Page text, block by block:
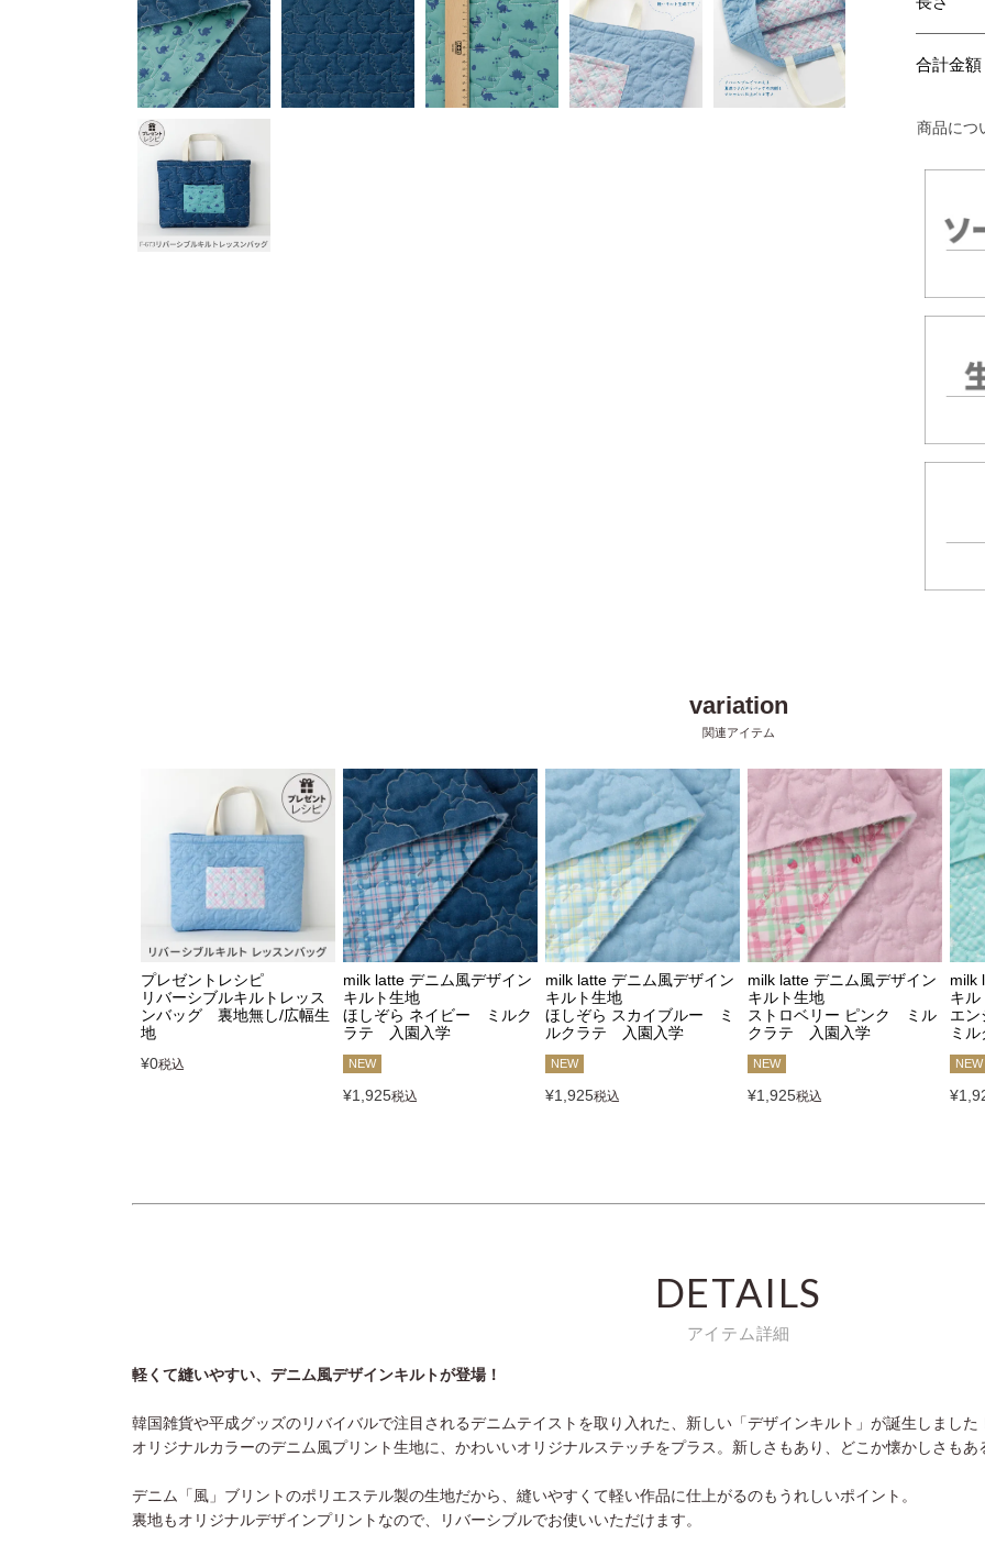
合計金額
商品につ
プレゼントレシピ
リバーシブルキルトレッス
ンバッグ 裏地無し/広幅生
地
¥0税込
milk latte デニム風デザイン
キルト生地
ほしぞら ネイビー ミルク
ラテ 入園入学
NEW
¥1,925税込
milk latte デニム風デザイン
キルト生地
ほしぞら スカイブルー ミ
ルクラテ 入園入学
NEW
¥1,925税込
milk latte デニム風デザイン
キルト生地
ストロベリー ピンク ミル
クラテ 入園入学
NEW
¥1,925税込
milk
キル
エ
ミ
NEW
¥
DETAILS
アイテム詳細
軽くて縫いやすい、デニム風デザインキルトが登場！
韓国雑貨や平成グッズのリバイバルで注目されるデニムテイストを取り入れた、新しい「デザインキルト」が誕生しました
オリジナルカラーのデニム風プリント生地に、かわいいオリジナルステッチをプラス。新しさもあり、どこか懐かしさもあ
デニム「風」ブリントのポリエステル製の生地だから、縫いやすくて軽い作品に仕上がるのもうれしいポイント。
裏地もオリジナルデザインプリントなので、リバーシブルでお使いいただけます。